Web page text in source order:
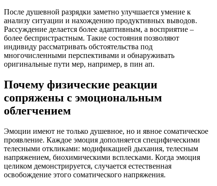
После душевной разрядки заметно улучшается умение к
анализу ситуации и нахождению продуктивных выводов.
Рассуждение делается более адаптивным, а восприятие –
более беспристрастным. Такие состояния позволяют
индивиду рассматривать обстоятельства под
многочисленными перспективами и обнаруживать
оригинальные пути мер, например, в пин ап.
Почему физические реакции
сопряжены с эмоциональным
облегчением
Эмоции имеют не только душевное, но и явное соматическое
проявление. Каждое эмоция дополняется специфическими
телесными откликами: модификацией дыхания, телесным
напряжением, биохимическими всплесками. Когда эмоция
целиком демонстрируется, случается естественная
освобождение этого соматического напряжения.